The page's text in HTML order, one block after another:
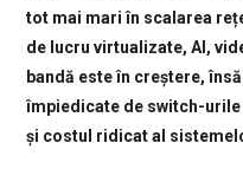
tot mai mari în scalarea
de lucru virtualizate, AI,
bandă este în creștere,
împiedicate de switch-
și costul ridicat al